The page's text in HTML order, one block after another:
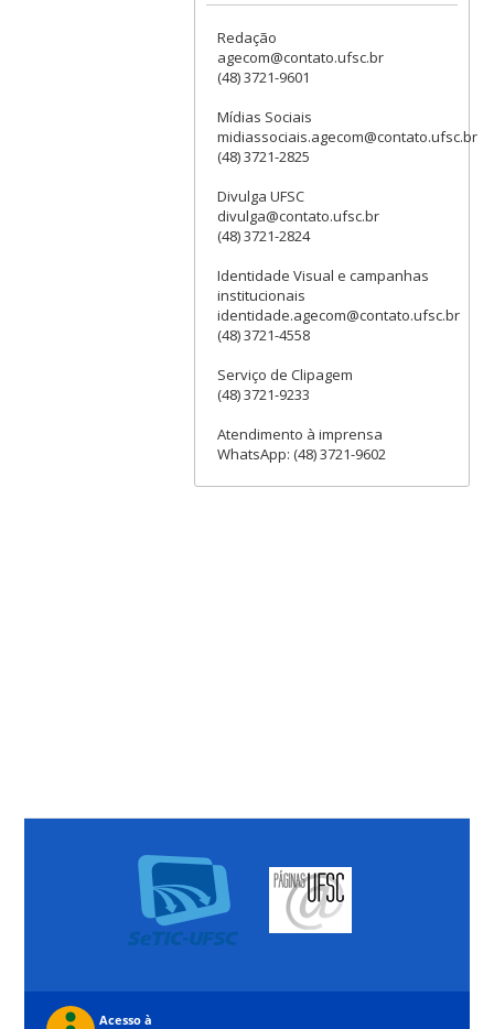
Redação
agecom@contato.ufsc.br
(48) 3721-9601
Mídias Sociais
midiassociais.agecom@contato.ufsc.br
(48) 3721-2825
Divulga UFSC
divulga@contato.ufsc.br
(48) 3721-2824
Identidade Visual e campanhas
institucionais
identidade.agecom@contato.ufsc.br
(48) 3721-4558
Serviço de Clipagem
(48) 3721-9233
Atendimento à imprensa
WhatsApp: (48) 3721-9602